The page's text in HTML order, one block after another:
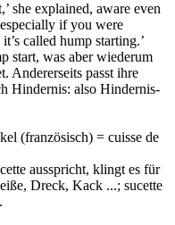
she explained, aware even
if you were
called hump starting.’
start, was aber wiederum
Andererseits passt ihre
Hindernis: also Hindernis-
(französisch) = cuisse de
ausspricht, klingt es für
Dreck, Kack ...; sucette